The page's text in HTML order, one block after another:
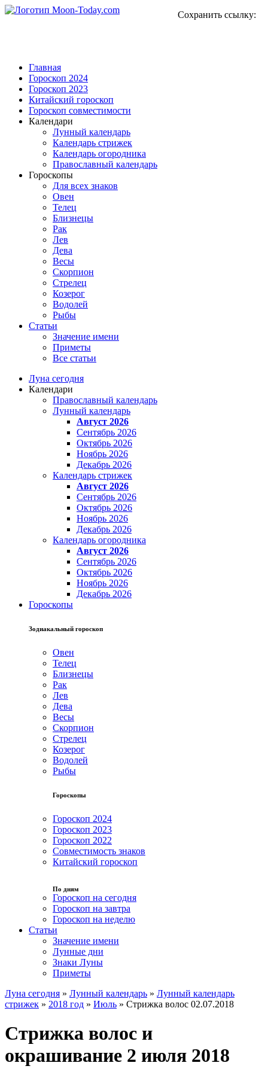
Сохранить ссылку:
Главная
Гороскоп 2024
Гороскоп 2023
Китайский гороскоп
Гороскоп совместимости
Календари
Лунный календарь
Календарь стрижек
Календарь огородника
Православный календарь
Гороскопы
Для всех знаков
Овен
Телец
Близнецы
Рак
Лев
Дева
Весы
Скорпион
Стрелец
Козерог
Водолей
Рыбы
Статьи
Значение имени
Приметы
Все статьи
Луна сегодня
Календари
Православный календарь
Лунный календарь
Август 2026
Сентябрь 2026
Октябрь 2026
Ноябрь 2026
Декабрь 2026
Календарь стрижек
Август 2026
Сентябрь 2026
Октябрь 2026
Ноябрь 2026
Декабрь 2026
Календарь огородника
Август 2026
Сентябрь 2026
Октябрь 2026
Ноябрь 2026
Декабрь 2026
Гороскопы
Зодиакальный гороскоп
Овен
Телец
Близнецы
Рак
Лев
Дева
Весы
Скорпион
Стрелец
Козерог
Водолей
Рыбы
Гороскопы
Гороскоп 2024
Гороскоп 2023
Гороскоп 2022
Совместимость знаков
Китайский гороскоп
По дням
Гороскоп на сегодня
Гороскоп на завтра
Гороскоп на неделю
Статьи
Значение имени
Лунные дни
Знаки Луны
Приметы
Луна сегодня » Лунный календарь » Лунный календарь
стрижек » 2018 год » Июль » Стрижка волос 02.07.2018
Стрижка волос и
окрашивание 2 июля 2018